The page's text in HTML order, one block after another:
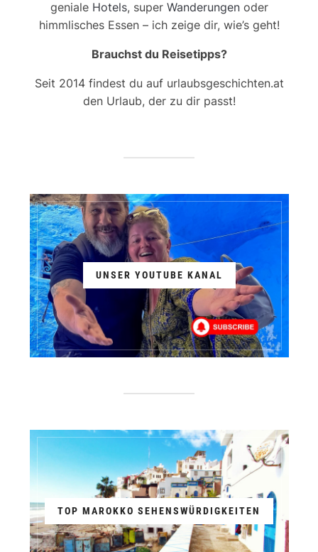
geniale Hotels, super Wanderungenoder
himmlisches Essen – ich zeige dir, wie’s geht!
Brauchst du Reisetipps?
Seit 2014 findest du auf urlaubsgeschichten.at
den Urlaub, der zu dir passt!
UNSER YOUTUBE KANAL
TOP MAROKKO SEHENSWÜRDIGKEITEN